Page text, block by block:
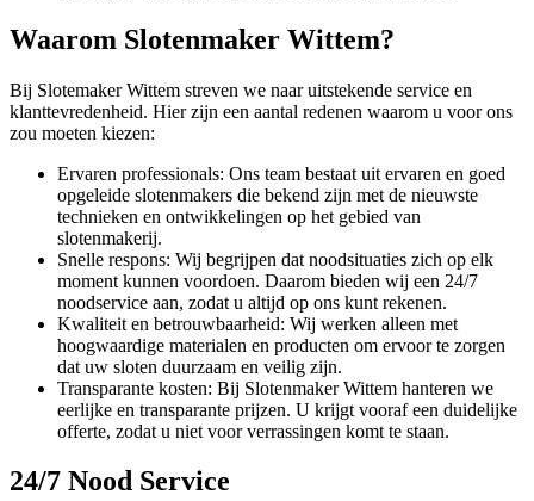
Waarom Slotenmaker Wittem?
Bij Slotemaker Wittem streven we naar uitstekende service en
klanttevredenheid. Hier zijn een aantal redenen waarom u voor ons
zou moeten kiezen:
Ervaren professionals: Ons team bestaat uit ervaren en goed
opgeleide slotenmakers die bekend zijn met de nieuwste
technieken en ontwikkelingen op het gebied van
slotenmakerij.
Snelle respons: Wij begrijpen dat noodsituaties zich op elk
moment kunnen voordoen. Daarom bieden wij een 24/7
noodservice aan, zodat u altijd op ons kunt rekenen.
Kwaliteit en betrouwbaarheid: Wij werken alleen met
hoogwaardige materialen en producten om ervoor te zorgen
dat uw sloten duurzaam en veilig zijn.
Transparante kosten: Bij Slotenmaker Wittem hanteren we
eerlijke en transparante prijzen. U krijgt vooraf een duidelijke
offerte, zodat u niet voor verrassingen komt te staan.
24/7 Nood Service